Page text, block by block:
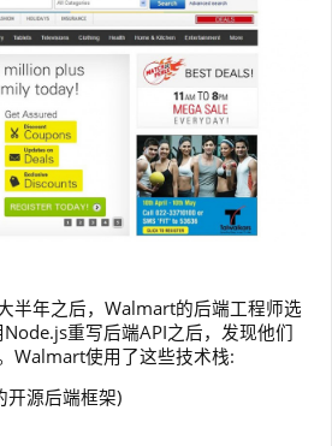
半年之后，Walmart的后端工程师选
重写后端API之后，发现他们
Walmart使用了这些技术栈:
开源后端框架)